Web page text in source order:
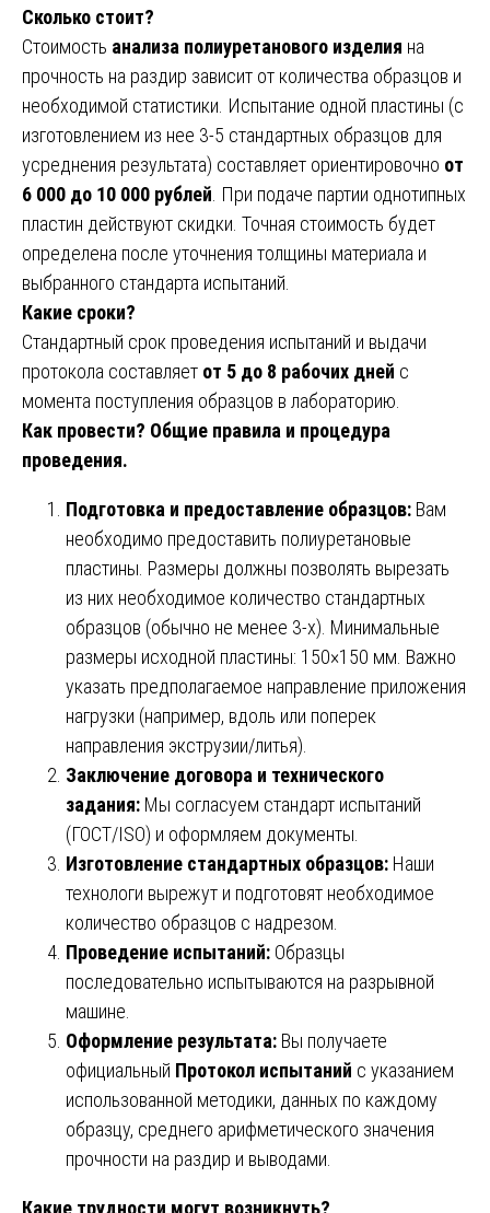
Сколько стоит?
Стоимость анализа полиуретанового изделия на
прочность на раздир зависит от количества образцов и
необходимой статистики. Испытание одной пластины (с
изготовлением из нее 3-5 стандартных образцов для
усреднения результата) составляет ориентировочно от
6 000 до 10 000 рублей . При подаче партии однотипных
пластин действуют скидки. Точная стоимость будет
определена после уточнения толщины материала и
выбранного стандарта испытаний.
Какие сроки?
Стандартный срок проведения испытаний и выдачи
протокола составляет от 5 до 8 рабочих дней с
момента поступления образцов в лабораторию.
Как провести? Общие правила и процедура
проведения.
Подготовка и предоставление образцов: Вам
необходимо предоставить полиуретановые
пластины. Размеры должны позволять вырезать
из них необходимое количество стандартных
образцов (обычно не менее 3-х). Минимальные
размеры исходной пластины: 150×150 мм. Важно
указать предполагаемое направление приложения
нагрузки (например, вдоль или поперек
направления экструзии/литья).
Заключение договора и технического
задания: Мы согласуем стандарт испытаний
(ГОСТ/ISO) и оформляем документы.
Изготовление стандартных образцов: Наши
технологи вырежут и подготовят необходимое
количество образцов с надрезом.
Проведение испытаний: Образцы
последовательно испытываются на разрывной
машине.
Оформление результата: Вы получаете
официальный Протокол испытаний с указанием
использованной методики, данных по каждому
образцу, среднего арифметического значения
прочности на раздир и выводами.
Какие трудности могут возникнуть?